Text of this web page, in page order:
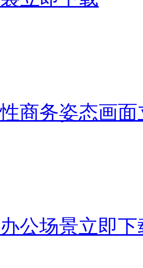
商务姿态画面
公场景立即下